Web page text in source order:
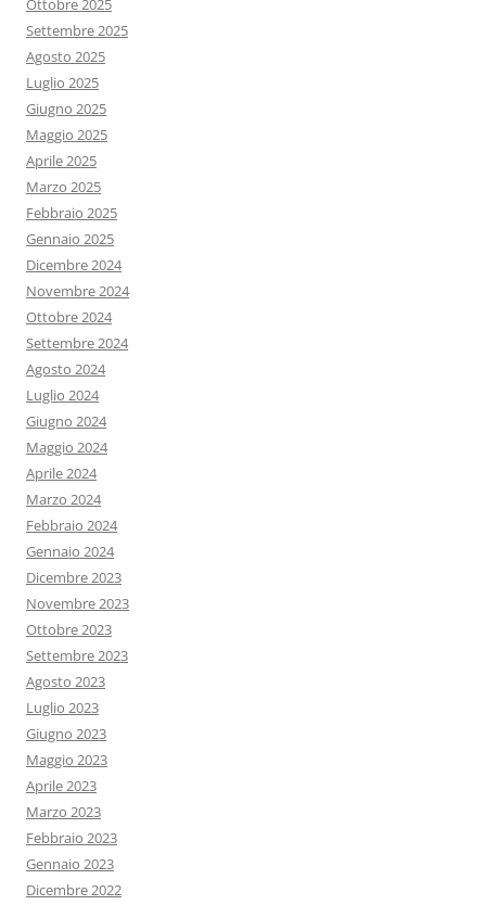
Ottobre 2025
Settembre 2025
Agosto 2025
Luglio 2025
Giugno 2025
Maggio 2025
Aprile 2025
Marzo 2025
Febbraio 2025
Gennaio 2025
Dicembre 2024
Novembre 2024
Ottobre 2024
Settembre 2024
Agosto 2024
Luglio 2024
Giugno 2024
Maggio 2024
Aprile 2024
Marzo 2024
Febbraio 2024
Gennaio 2024
Dicembre 2023
Novembre 2023
Ottobre 2023
Settembre 2023
Agosto 2023
Luglio 2023
Giugno 2023
Maggio 2023
Aprile 2023
Marzo 2023
Febbraio 2023
Gennaio 2023
Dicembre 2022